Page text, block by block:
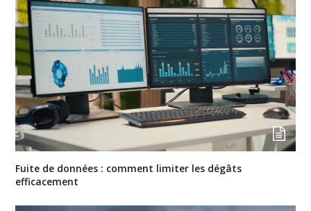
Fuite de données : comment limiter les dégâts
efficacement